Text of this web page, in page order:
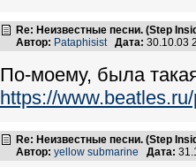
Re: Неизвестные песни. (Step
Автор: Pataphisist Дата: 30.10.03
По-моему, была
https://
Re: Неизвестные песни. (Step
Автор: yellow submarine Дата: